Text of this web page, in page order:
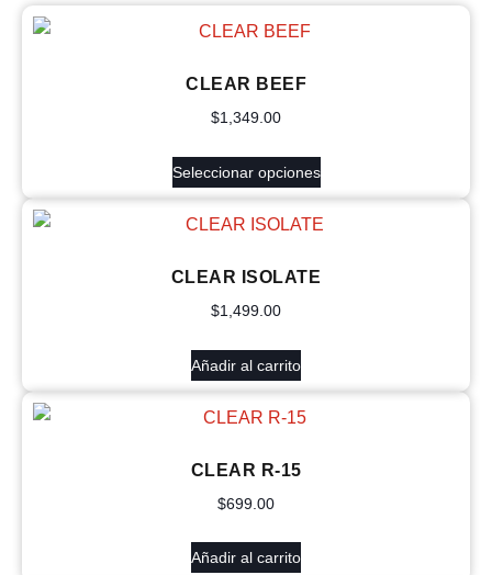
CLEAR BEEF
$1,349.00
Seleccionar opciones
CLEAR ISOLATE
$1,499.00
Añadir al carrito
CLEAR R-15
$699.00
Añadir al carrito